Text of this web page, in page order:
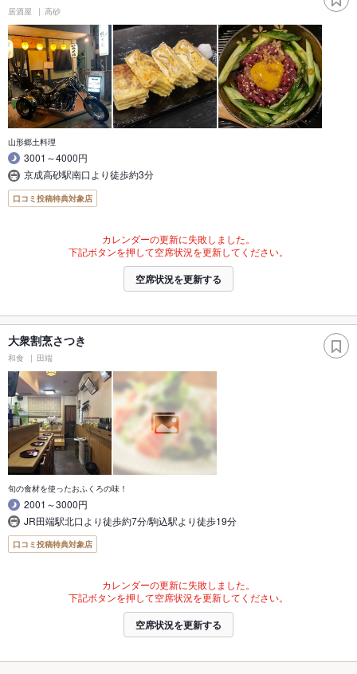
居酒屋 高砂
山形郷土料理
3001～4000円
京成高砂駅南口より徒歩約3分
口コミ投稿特典対象店
カレンダーの更新に失敗しました。
下記ボタンを押して空席状況を更新してください。
空席状況を更新する
大衆割烹さつき
和食 田端
旬の食材を使ったおふくろの味！
2001～3000円
JR田端駅北口より徒歩約7分/駒込駅より徒歩19分
口コミ投稿特典対象店
カレンダーの更新に失敗しました。
下記ボタンを押して空席状況を更新してください。
空席状況を更新する